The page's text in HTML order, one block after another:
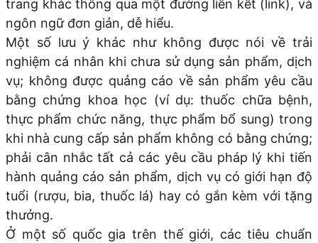
trang khác thông qua một đường liên kết (link), và
ngôn ngữ đơn giản, dễ hiểu.
Một số lưu ý khác như không được nói về trải
nghiệm cá nhân khi chưa sử dụng sản phẩm, dịch
vụ; không được quảng cáo về sản phẩm yêu cầu
bằng chứng khoa học (ví dụ: thuốc chữa bệnh,
thực phẩm chức năng, thực phẩm bổ sung) trong
khi nhà cung cấp sản phẩm không có bằng chứng;
phải cân nhắc tất cả các yêu cầu pháp lý khi tiến
hành quảng cáo sản phẩm, dịch vụ có giới hạn độ
tuổi (rượu, bia, thuốc lá) hay có gắn kèm với tặng
thưởng.
Ở một số quốc gia trên thế giới, các tiêu chuẩn